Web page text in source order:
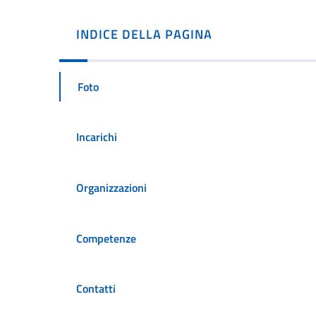
INDICE DELLA PAGINA
Foto
Incarichi
Organizzazioni
Competenze
Contatti